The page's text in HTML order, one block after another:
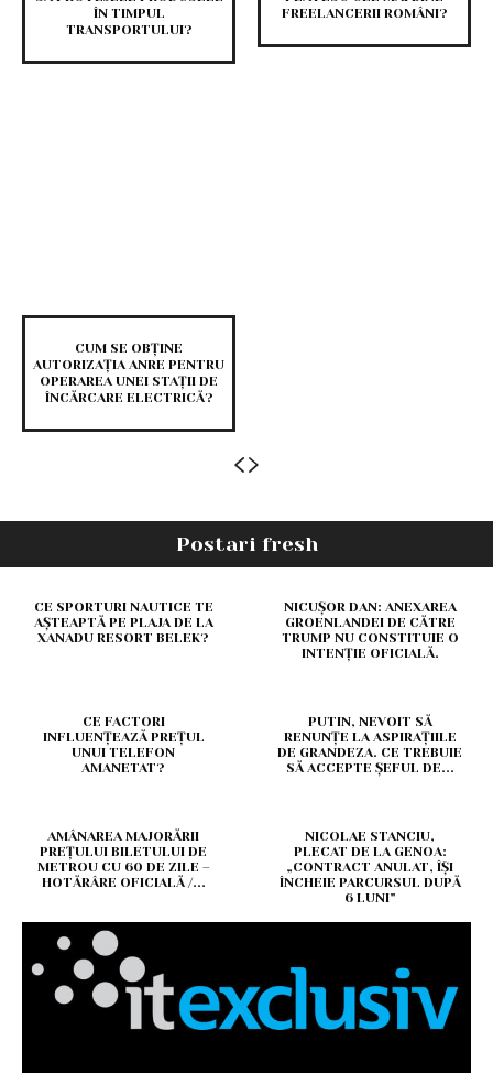
ÎN TIMPUL
TRANSPORTULUI?
FREELANCERII ROMÂNI?
CUM SE OBȚINE
AUTORIZAȚIA ANRE PENTRU
OPERAREA UNEI STAȚII DE
ÎNCĂRCARE ELECTRICĂ?
Postari fresh
CE SPORTURI NAUTICE TE
AȘTEAPTĂ PE PLAJA DE LA
XANADU RESORT BELEK?
NICUȘOR DAN: ANEXAREA
GROENLANDEI DE CĂTRE
TRUMP NU CONSTITUIE O
INTENȚIE OFICIALĂ.
CE FACTORI
INFLUENȚEAZĂ PREȚUL
UNUI TELEFON
AMANETAT?
PUTIN, NEVOIT SĂ
RENUNȚE LA ASPIRAȚIILE
DE GRANDEZA. CE TREBUIE
SĂ ACCEPTE ȘEFUL DE...
AMÂNAREA MAJORĂRII
PREȚULUI BILETULUI DE
METROU CU 60 DE ZILE –
HOTĂRÂRE OFICIALĂ /...
NICOLAE STANCIU,
PLECAT DE LA GENOA:
„CONTRACT ANULAT, ÎȘI
ÎNCHEIE PARCURSUL DUPĂ
6 LUNI”